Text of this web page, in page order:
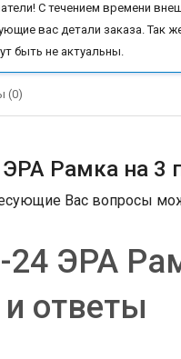
С течением времени
вас детали заказа.
быть не актуальны.
(0)
Рамка на 3
Вас вопросы
24 ЭРА
ответы